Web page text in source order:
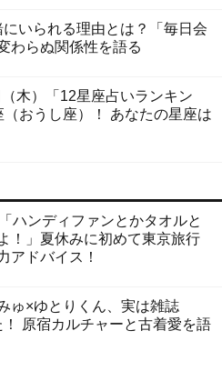
いられる理由とは？「毎日会
わらぬ関係性を語る
木）「12星座占いランキン
おうし座）！ あなたの星座は
ハンディファンとかタオルと
！」夏休みに初めて東京旅行
アドバイス！
ゅ×ゆとりくん、実は雑誌
！ 原宿カルチャーと古着愛を語